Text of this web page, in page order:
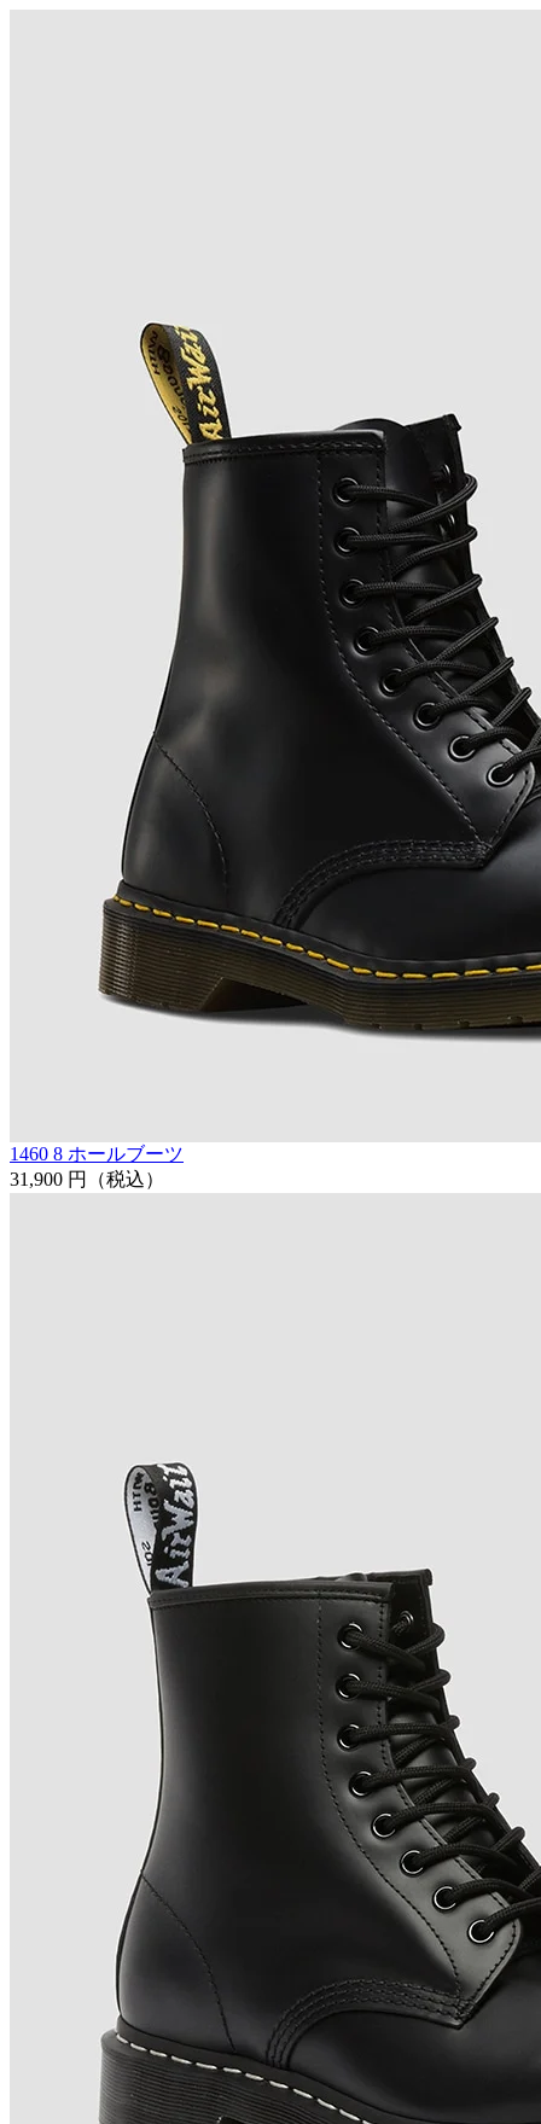
1460 8 ホールブーツ
31,900 円
（税込）